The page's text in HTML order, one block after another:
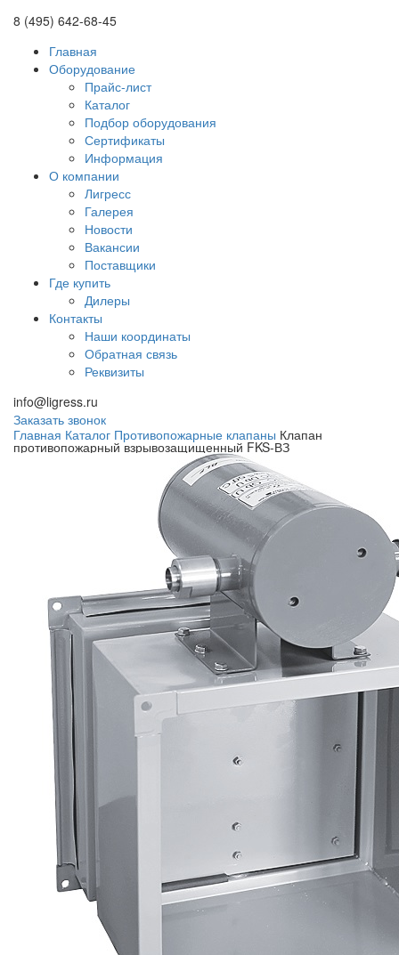
8 (495) 642-68-45
Главная
Оборудование
Прайс-лист
Каталог
Подбор оборудования
Сертификаты
Информация
О компании
Лигресс
Галерея
Новости
Вакансии
Поставщики
Где купить
Дилеры
Контакты
Наши координаты
Обратная связь
Реквизиты
info@ligress.ru
Заказать звонок
Главная Каталог Противопожарные клапаны Клапан
противопожарный взрывозащищенный FKS-ВЗ